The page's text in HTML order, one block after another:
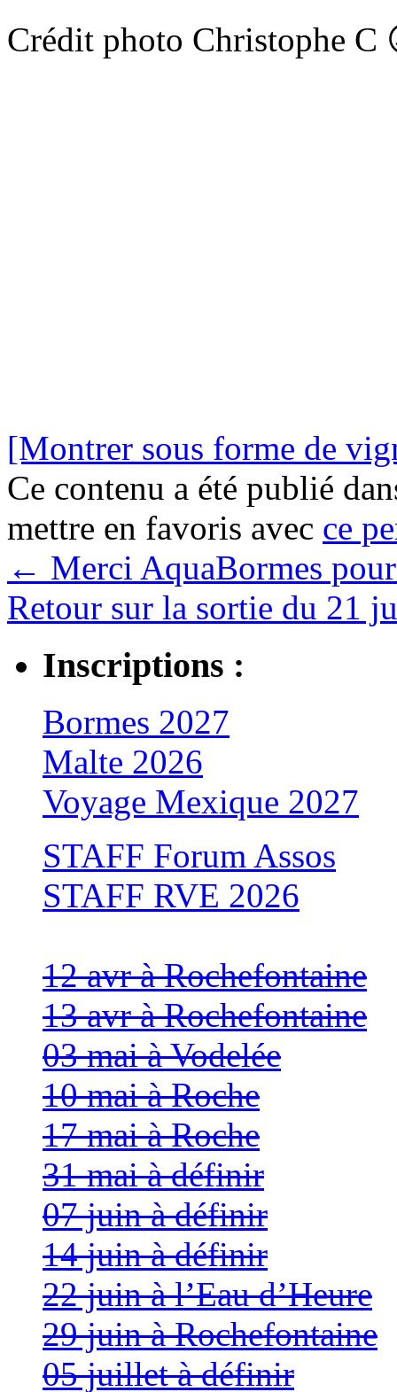
Crédit photo Christophe C
[Montrer sous forme de
Ce contenu a été publié
mettre en favoris avec ce
← Merci AquaBormes
Retour sur la sortie du 21
Inscriptions :
Bormes 2027
Malte 2026
Voyage Mexique 2027
STAFF Forum Assos
STAFF RVE 2026
12 avr à Rochefontaine
13 avr à Rochefontaine
03 mai à Vodelée
10 mai à Roche
17 mai à Roche
31 mai à définir
07 juin à définir
14 juin à définir
22 juin à l’Eau d’Heure
29 juin à Rochefontaine
05 juillet à définir